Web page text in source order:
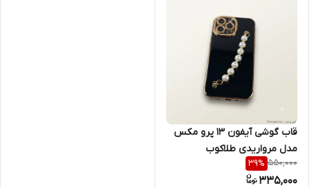
قاب گوشی آیفون 13 پرو مکس
مدل مرواریدی طلاکوب
(دستبندی)
550,000
39%
335,000